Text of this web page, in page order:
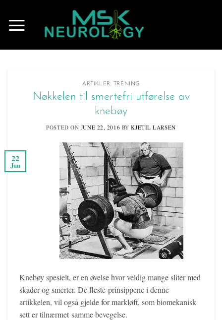
ARTIKLER , TRENING
Nøkkelen til smertefri utførelse av
knebøy
POSTED ON JUNE 22, 2016 BYKJETIL LARSEN
22
Jun
Knebøy spesielt, er en øvelse hvor veldig mange sliter med
skader og smerter. De fleste prinsippene i denne
artikkelen, vil også gjelde for markløft, som biomekanisk
sett er tilnærmet samme bevegelse.